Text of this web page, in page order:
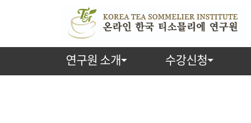
연구원 소개 수강신청